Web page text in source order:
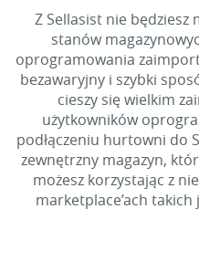
Z Sellasist nie będziesz
stanów
oprogramowania
bezawaryjny i szybki
cieszy się wielkim
użytkowników
podłączeniu hurtowni do
zewnętrzny magazyn,
możesz korzystając z
marketplace’ach takich